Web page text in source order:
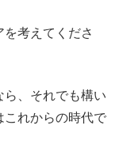
考えてくださ
ら、それでも構い
これからの時代で